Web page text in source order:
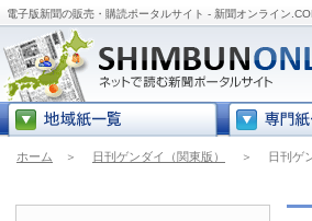
電子版新聞の販売・購読ポータルサイト - 新聞オンライン
ホーム ＞ 日刊ゲンダイ（関東版） ＞ 日刊ゲ